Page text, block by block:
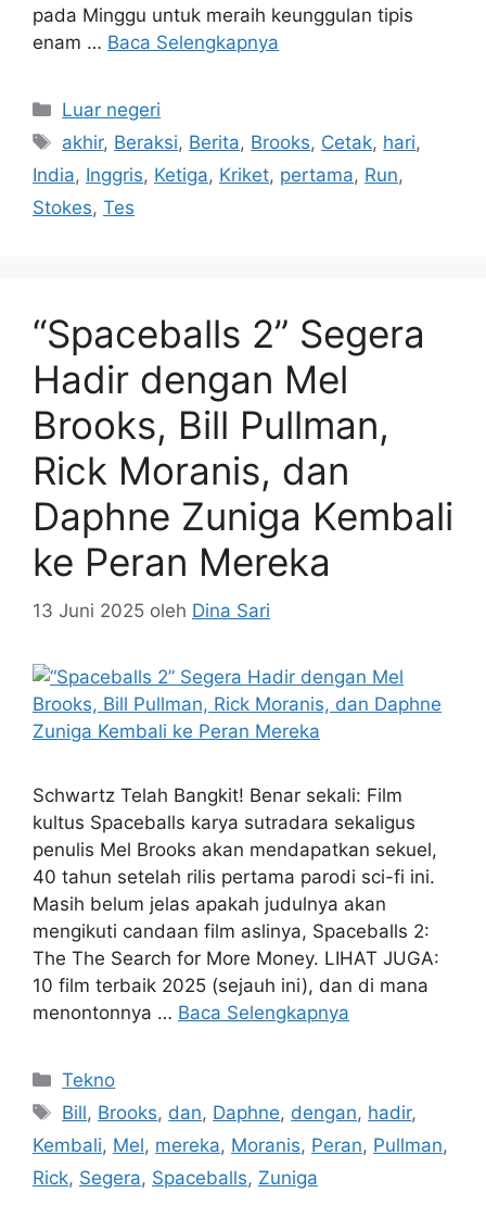
pada Minggu untuk meraih keunggulan tipis
enam … Baca Selengkapnya
Kategori
Luar negeri
Tag
akhir, Beraksi, Berita, Brooks, Cetak, hari,
India, Inggris, Ketiga, Kriket, pertama, Run,
Stokes, Tes
“Spaceballs 2” Segera
Hadir dengan Mel
Brooks, Bill Pullman,
Rick Moranis, dan
Daphne Zuniga Kembali
ke Peran Mereka
13 Juni 2025 oleh Dina Sari
Schwartz Telah Bangkit! Benar sekali: Film
kultus Spaceballs karya sutradara sekaligus
penulis Mel Brooks akan mendapatkan sekuel,
40 tahun setelah rilis pertama parodi sci-fi ini.
Masih belum jelas apakah judulnya akan
mengikuti candaan film aslinya, Spaceballs 2:
The The Search for More Money. LIHAT JUGA:
10 film terbaik 2025 (sejauh ini), dan di mana
menontonnya … Baca Selengkapnya
Kategori
Tekno
Tag
Bill, Brooks, dan, Daphne, dengan, hadir,
Kembali, Mel, mereka, Moranis, Peran, Pullman,
Rick, Segera, Spaceballs, Zuniga